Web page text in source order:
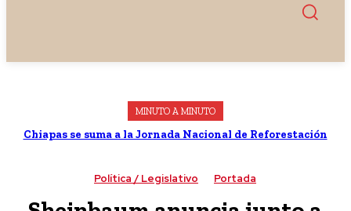
MINUTO A MINUTO
Chiapas se suma a la Jornada Nacional de Reforestación
Política / Legislativo Portada